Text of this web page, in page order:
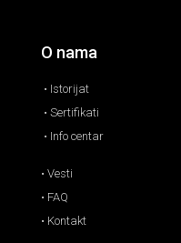
O nama
• Istorijat
• Sertifikati
• Info centar
• Vesti
• FAQ
• Kontakt